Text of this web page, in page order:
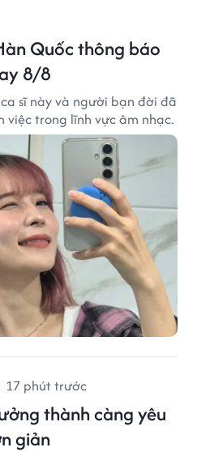
Quốc thông báo
8/8
sĩ này và người bạn đời đã
trong lĩnh vực âm nhạc.
17 phút trước
thành càng yêu
giản